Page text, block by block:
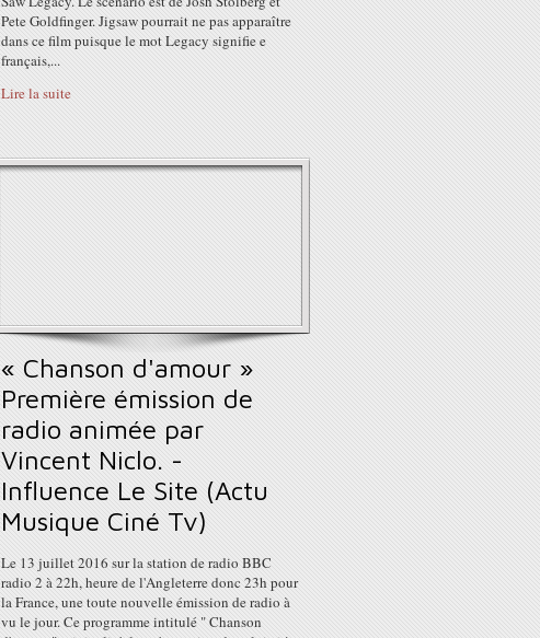
Pete Goldfinger. Jigsaw pourrait ne pas apparaître
dans ce film puisque le mot Legacy signifie e
français,...
Lire la suite
« Chanson d'amour »
Première émission de
radio animée par
Vincent Niclo. -
Influence Le Site (Actu
Musique Ciné Tv)
Le 13 juillet 2016 sur la station de radio BBC
radio 2 à 22h, heure de l'Angleterre donc 23h pour
la France, une toute nouvelle émission de radio à
vu le jour. Ce programme intitulé " Chanson